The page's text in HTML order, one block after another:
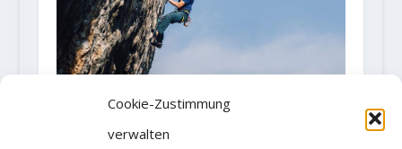
Cookie-Zustimmung
verwalten